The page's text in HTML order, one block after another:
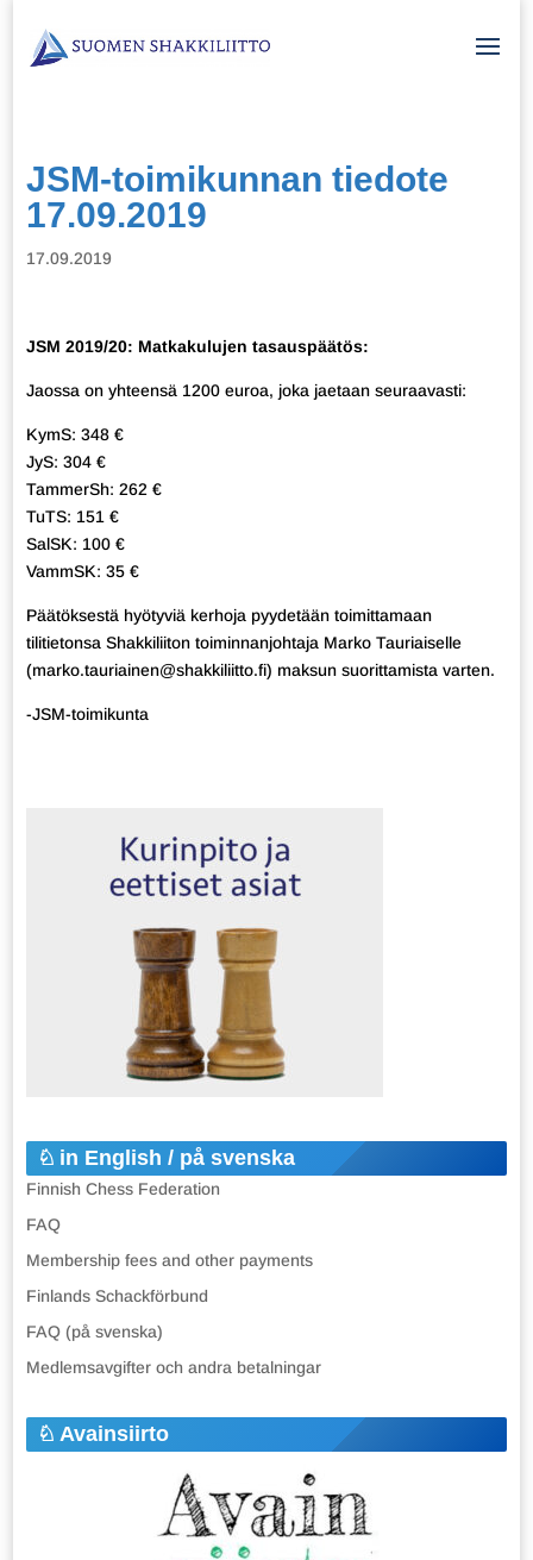
JSM-toimikunnan tiedote
17.09.2019
17.09.2019
JSM 2019/20: Matkakulujen tasauspäätös:
Jaossa on yhteensä 1200 euroa, joka jaetaan seuraavasti:
KymS: 348 €
JyS: 304 €
TammerSh: 262 €
TuTS: 151 €
SalSK: 100 €
VammSK: 35 €
Päätöksestä hyötyviä kerhoja pyydetään toimittamaan
tilitietonsa Shakkiliiton toiminnanjohtaja Marko Tauriaiselle
(marko.tauriainen@shakkiliitto.fi) maksun suorittamista varten.
-JSM-toimikunta
in English / på svenska
Finnish Chess Federation
FAQ
Membership fees and other payments
Finlands Schackförbund
FAQ (på svenska)
Medlemsavgifter och andra betalningar
Avainsiirto